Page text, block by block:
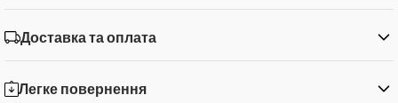
Доставка та оплата
Легке повернення